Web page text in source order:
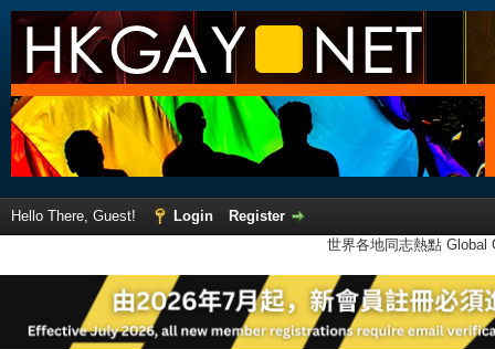
Hello There, Guest! Login
Register
世界各地同志熱點